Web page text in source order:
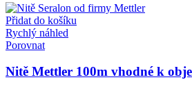
Přidat do košíku
Rychlý náhled
Porovnat
Nitě Mettler 100m vhodné k